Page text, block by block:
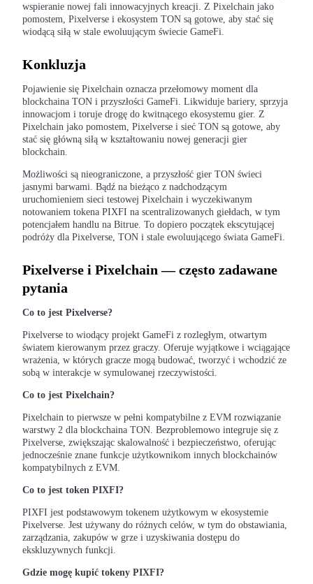
Zarabiać
Mocna Świnka
Codziennie zdobywaj konkurencyjne nagrody
Stawianie
Wysokie zyski i natychmiastowy dostęp
Launchpool
Elastyczne stawianie zakładów, aby zarabiać na popularnych
tokenach
wspieranie nowej fali innowacyjnych kreacji. Z Pixelchain jako
pomostem, Pixelverse i ekosystem TON są gotowe, aby stać się
wiodącą siłą w stale ewoluującym świecie GameFi.
Konkluzja
Pojawienie się Pixelchain oznacza przełomowy moment dla
blockchaina TON i przyszłości GameFi. Likwiduje bariery, sprzyja
innowacjom i toruje drogę do kwitnącego ekosystemu gier. Z
Pixelchain jako pomostem, Pixelverse i sieć TON są gotowe, aby
stać się główną siłą w kształtowaniu nowej generacji gier
blockchain.
Możliwości są nieograniczone, a przyszłość gier TON świeci
jasnymi barwami. Bądź na bieżąco z nadchodzącym
uruchomieniem sieci testowej Pixelchain i wyczekiwanym
notowaniem tokena PIXFI na scentralizowanych giełdach, w tym
potencjałem handlu na Bitrue. To dopiero początek ekscytującej
podróży dla Pixelverse, TON i stale ewoluującego świata GameFi.
Pixelverse i Pixelchain — często zadawane
pytania
Co to jest Pixelverse?
Pixelverse to wiodący projekt GameFi z rozległym, otwartym
światem kierowanym przez graczy. Oferuje wyjątkowe i wciągające
wrażenia, w których gracze mogą budować, tworzyć i wchodzić ze
sobą w interakcje w symulowanej rzeczywistości.
Co to jest Pixelchain?
Pixelchain to pierwsze w pełni kompatybilne z EVM rozwiązanie
warstwy 2 dla blockchaina TON. Bezproblemowo integruje się z
Pixelverse, zwiększając skalowalność i bezpieczeństwo, oferując
jednocześnie znane funkcje użytkownikom innych blockchainów
kompatybilnych z EVM.
Co to jest token PIXFI?
PIXFI jest podstawowym tokenem użytkowym w ekosystemie
Pixelverse. Jest używany do różnych celów, w tym do obstawiania,
zarządzania, zakupów w grze i uzyskiwania dostępu do
ekskluzywnych funkcji.
Gdzie mogę kupić tokeny PIXFI?